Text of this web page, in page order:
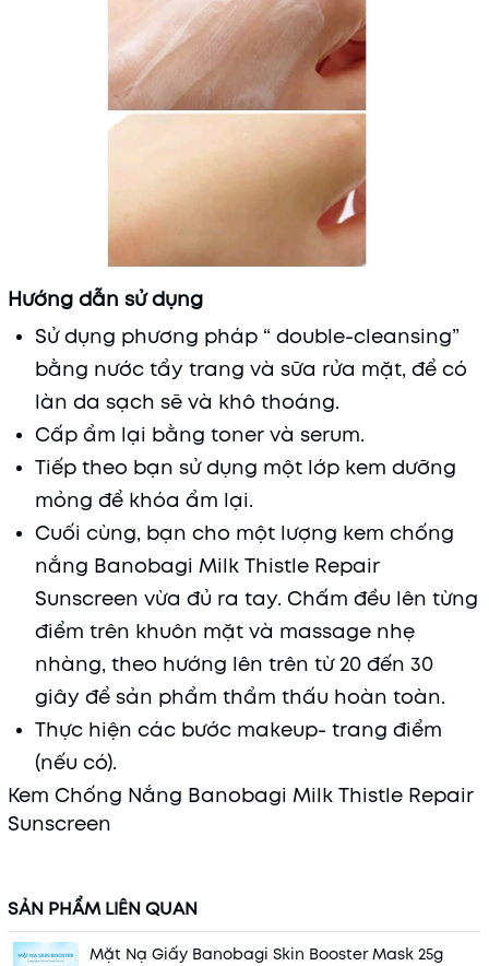
Hướng dẫn sử dụng
Sử dụng phương pháp “ double-cleansing”
bằng nước tẩy trang và sữa rửa mặt, để có
làn da sạch sẽ và khô thoáng.
Cấp ẩm lại bằng toner và serum.
Tiếp theo bạn sử dụng một lớp kem dưỡng
mỏng để khóa ẩm lại.
Cuối cùng, bạn cho một lượng kem chống
nắng Banobagi Milk Thistle Repair
Sunscreen vừa đủ ra tay. Chấm đều lên từng
điểm trên khuôn mặt và massage nhẹ
nhàng, theo hướng lên trên từ 20 đến 30
giây để sản phẩm thẩm thấu hoàn toàn.
Thực hiện các bước makeup- trang điểm
(nếu có).
Kem Chống Nắng Banobagi Milk Thistle Repair
Sunscreen
SẢN PHẨM LIÊN QUAN
Mặt Nạ Giấy Banobagi Skin Booster Mask 25g